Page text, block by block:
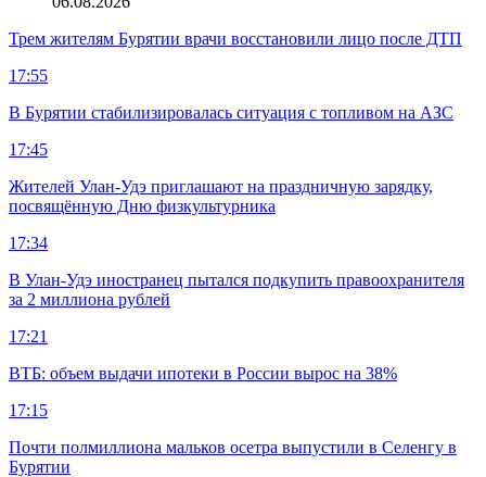
Трем жителям Бурятии врачи восстановили лицо после ДТП
17:55
В Бурятии стабилизировалась ситуация с топливом на АЗС
17:45
Жителей Улан-Удэ приглашают на праздничную зарядку,
посвящённую Дню физкультурника
17:34
В Улан-Удэ иностранец пытался подкупить правоохранителя
за 2 миллиона рублей
17:21
ВТБ: объем выдачи ипотеки в России вырос на 38%
17:15
Почти полмиллиона мальков осетра выпустили в Селенгу в
Бурятии